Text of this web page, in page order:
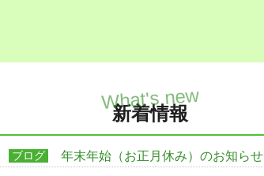
新着情報
年末年始（お正月休み）のお知らせ
ブログ